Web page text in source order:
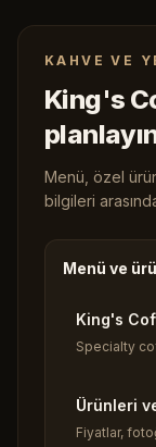
KAHVE VE
King's
Menü, özel
bilgileri
Menü ve
King's
Specialty
Ürünleri
Fiyatlar,